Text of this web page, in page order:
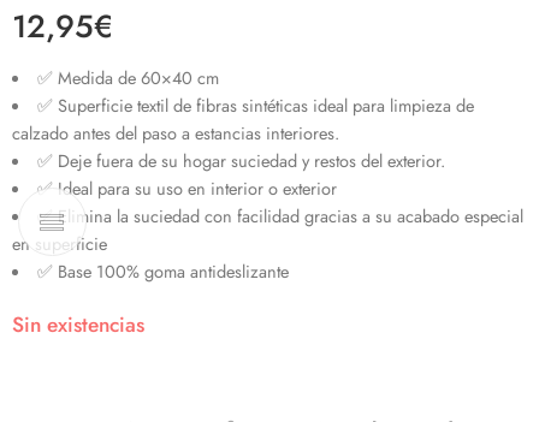
12,95€
✅ Medida de 60×40 cm
✅ Superficie textil de fibras sintéticas ideal para limpieza de
calzado antes del paso a estancias interiores.
✅ Deje fuera de su hogar suciedad y restos del exterior.
✅ Ideal para su uso en interior o exterior
✅ Elimina la suciedad con facilidad gracias a su acabado especial
en superficie
✅ Base 100% goma antideslizante
Sin existencias